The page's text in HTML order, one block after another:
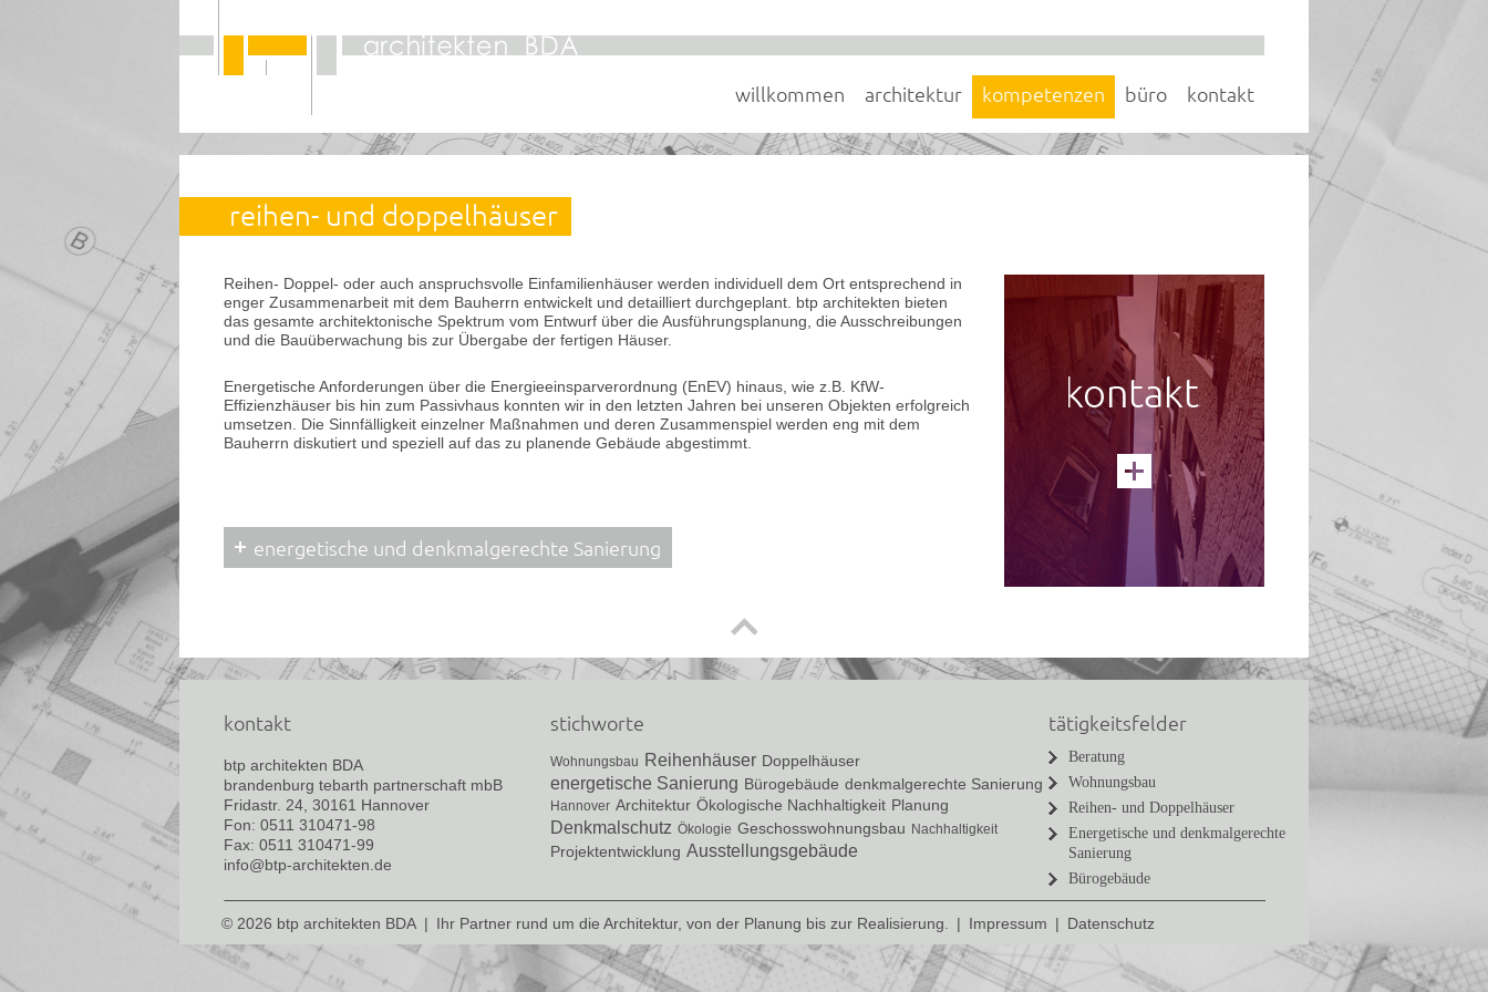
willkommen architektur kompetenzen büro kontakt
reihen- und doppelhäuser
Reihen- Doppel- oder auch anspruchsvolle Einfamilienhäuser werden individuell dem Ort entsprechend in
enger Zusammenarbeit mit dem Bauherrn entwickelt und detailliert durchgeplant. btp architekten bieten
das gesamte architektonische Spektrum vom Entwurf über die Ausführungsplanung, die Ausschreibungen
und die Bauüberwachung bis zur Übergabe der fertigen Häuser.
Energetische Anforderungen über die Energieeinsparverordnung (EnEV) hinaus, wie z.B. KfW-
Effizienzhäuser bis hin zum Passivhaus konnten wir in den letzten Jahren bei unseren Objekten erfolgreich
umsetzen. Die Sinnfälligkeit einzelner Maßnahmen und deren Zusammenspiel werden eng mit dem
Bauherrn diskutiert und speziell auf das zu planende Gebäude abgestimmt.
energetische und denkmalgerechte Sanierung
kontakt
btp architekten BDA
brandenburg tebarth partnerschaft mbB
Fridastr. 24, 30161 Hannover
Fon: 0511 310471-98
Fax: 0511 310471-99
info@btp-architekten.de
stichworte
Wohnungsbau Reihenhäuser Doppelhäuser
energetische Sanierung Bürogebäude denkmalgerechte Sanierung
Hannover Architektur Ökologische Nachhaltigkeit Planung
Denkmalschutz Ökologie Geschosswohnungsbau Nachhaltigkeit
Projektentwicklung Ausstellungsgebäude
tätigkeitsfelder
Beratung
Wohnungsbau
Reihen- und Doppelhäuser
Energetische und denkmalgerechte
Sanierung
Bürogebäude
© 2026 btp architekten BDA | Ihr Partner rund um die Architektur, von der Planung bis zur Realisierung. | Impressum | Datenschutz